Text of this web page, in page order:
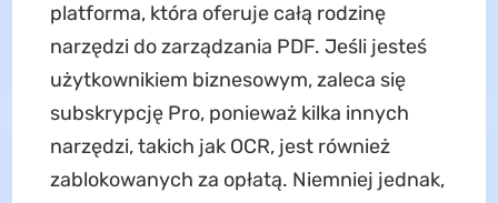
platforma, która oferuje całą rodzinę
narzędzi do zarządzania PDF. Jeśli jesteś
użytkownikiem biznesowym, zaleca się
subskrypcję Pro, ponieważ kilka innych
narzędzi, takich jak OCR, jest również
zablokowanych za opłatą. Niemniej jednak,